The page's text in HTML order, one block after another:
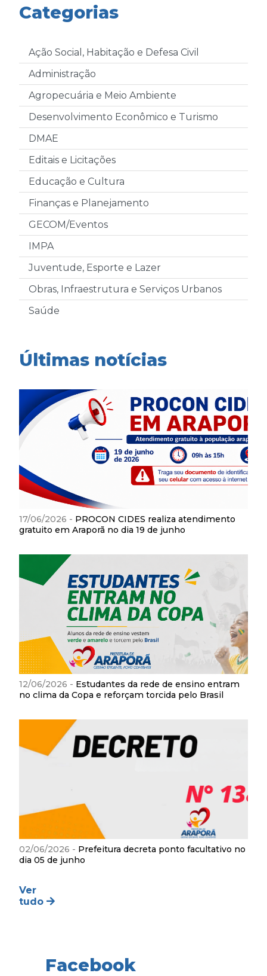
Categorias
Ação Social, Habitação e Defesa Civil
Administração
Agropecuária e Meio Ambiente
Desenvolvimento Econômico e Turismo
DMAE
Editais e Licitações
Educação e Cultura
Finanças e Planejamento
GECOM/Eventos
IMPA
Juventude, Esporte e Lazer
Obras, Infraestrutura e Serviços Urbanos
Saúde
Últimas notícias
17/06/2026 - PROCON CIDES realiza atendimento
gratuito em Araporã no dia 19 de junho
12/06/2026 - Estudantes da rede de ensino entram
no clima da Copa e reforçam torcida pelo Brasil
02/06/2026 - Prefeitura decreta ponto facultativo no
dia 05 de junho
Ver
tudo
Facebook